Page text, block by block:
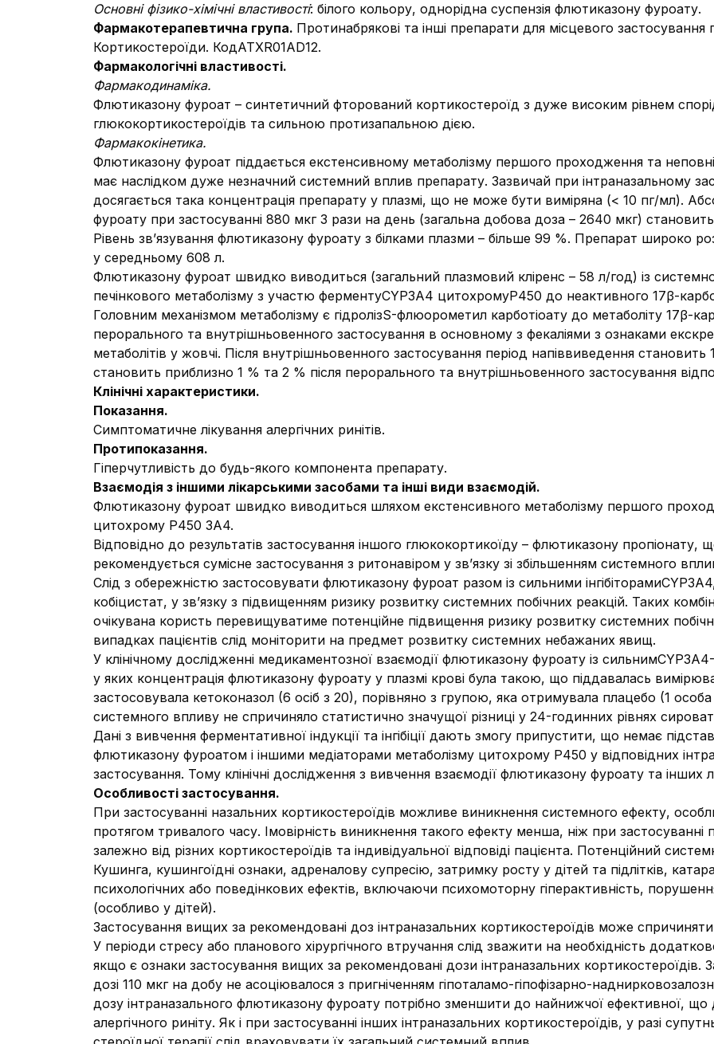
Основні фізико-хімічні властивості: білого кольору, однорідна суспензія флютиказону фуроату.
Фармакотерапевтична група. Протинабрякові та інші препарати для місцевого
Кортикостероїди. КодATХR01AD12.
Фармакологічні властивості.
Фармакодинаміка.
Флютиказону фуроат – синтетичний фторований кортикостероїд з дуже високим рівнем
глюкокортикостероїдів та сильною протизапальною дією.
Фармакокінетика.
Флютиказону фуроат піддається екстенсивному метаболізму першого проходження та
має наслідком дуже незначний системний вплив препарату. Зазвичай при інтраназальному
досягається така концентрація препарату у плазмі, що не може бути виміряна (< 10 пг/мл).
фуроату при застосуванні 880 мкг 3 рази на день (загальна добова доза – 2640 мкг)
Рівень зв’язування флютиказону фуроату з білками плазми – більше 99 %. Препарат широко
у середньому 608 л.
Флютиказону фуроат швидко виводиться (загальний плазмовий кліренс – 58 л/год) із
печінкового метаболізму з участю ферментуCYP3A4 цитохромуP450 до неактивного 17β-
Головним механізмом метаболізму є гідролізS-флюорометил карботіоату до метаболіту 17β-
перорального та внутрішньовенного застосування в основному з фекаліями з ознаками
метаболітів у жовчі. Після внутрішньовенного застосування період напіввиведення становить
становить приблизно 1 % та 2 % після перорального та внутрішньовенного застосування
Клінічні характеристики.
Показання.
Симптоматичне лікування алергічних ринітів.
Протипоказання.
Гіперчутливість до будь-якого компонента препарату.
Взаємодія з іншими лікарськими засобами та інші види взаємодій.
Флютиказону фуроат швидко виводиться шляхом екстенсивного метаболізму першого
цитохрому Р450 3А4.
Відповідно до результатів застосування іншого глюкокортикоїду – флютиказону пропіонату,
рекомендується сумісне застосування з ритонавіром у зв’язку зі збільшенням системного
Слід з обережністю застосовувати флютиказону фуроат разом із сильними
кобіцистат, у зв’язку з підвищенням ризику розвитку системних побічних реакцій. Таких
очікувана користь перевищуватиме потенційне підвищення ризику розвитку системних
випадках пацієнтів слід моніторити на предмет розвитку системних небажаних явищ.
У клінічному дослідженні медикаментозної взаємодії флютиказону фуроату із сильнимCYP3A4-
у яких концентрація флютиказону фуроату у плазмі крові була такою, що піддавалась
застосовувала кетоконазол (6 осіб з 20), порівняно з групою, яка отримувала плацебо (1
системного впливу не спричиняло статистично значущої різниці у 24-годинних рівнях
Дані з вивчення ферментативної індукції та інгібіції дають змогу припустити, що немає
флютиказону фуроатом і іншими медіаторами метаболізму цитохрому Р450 у відповідних
застосування. Тому клінічні дослідження з вивчення взаємодії флютиказону фуроату та інших
Особливості застосування.
При застосуванні назальних кортикостероїдів можливе виникнення системного ефекту,
протягом тривалого часу. Імовірність виникнення такого ефекту менша, ніж при застосуванні
залежно від різних кортикостероїдів та індивідуальної відповіді пацієнта. Потенційний
Кушинга, кушингоїдні ознаки, адреналову супресію, затримку росту у дітей та підлітків,
психологічних або поведінкових ефектів, включаючи психомоторну гіперактивність,
(особливо у дітей).
Застосування вищих за рекомендовані доз інтраназальних кортикостероїдів може
У періоди стресу або планового хірургічного втручання слід зважити на необхідність
якщо є ознаки застосування вищих за рекомендовані дози інтраназальних
дозі 110 мкг на добу не асоціювалося з пригніченням гіпоталамо-гіпофізарно-
дозу інтраназального флютиказону фуроату потрібно зменшити до найнижчої ефективної,
алергічного риніту. Як і при застосуванні інших інтраназальних кортикостероїдів, у разі